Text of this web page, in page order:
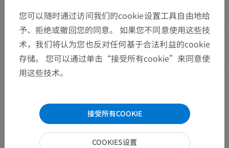
动物的比较解剖学
翻译
发现错误？
欢迎提出更正、翻译或内容改进的建议。
您可以随时通过访问我们的cookie设置工具自由地给
予、拒绝或撤回您的同意。 如果您不同意使用这些技
术，我们将认为您也反对任何基于合法利益的cookie
存储。 您可以通过单击“接受所有cookie”来同意使
用这些技术。
接受所有COOKIE
COOKIES设置